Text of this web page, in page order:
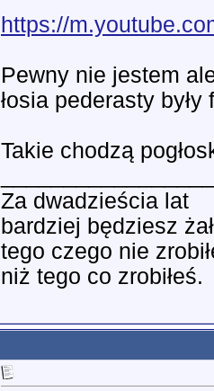
https://
Pewny nie jestem
łosia pederasty
Takie chodzą
Za dwadzieścia lat
bardziej będziesz
tego czego nie
niż tego co zrobiłeś.